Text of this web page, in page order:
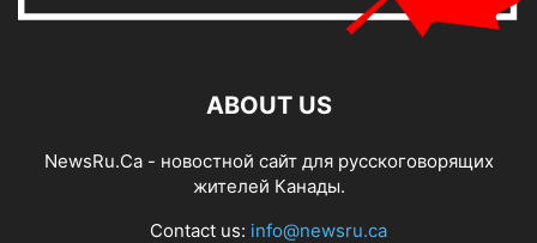
ABOUT US
NewsRu.Ca - новостной сайт для русскоговорящих
жителей Канады.
Contact us: info@newsru.ca